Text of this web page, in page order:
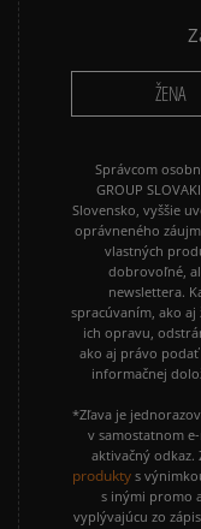
ŽENA
Správcom
GROUP
Slovensko, vyššie
oprávneného
vlastných
dobrovoľné,
newslettera.
spracúvaním, ako
ich opravu,
ako aj právo
informačnej
*Zľava je
v samostatnom
aktivačný odkaz.
produkty s
s inými promo
vyplývajúcu zo